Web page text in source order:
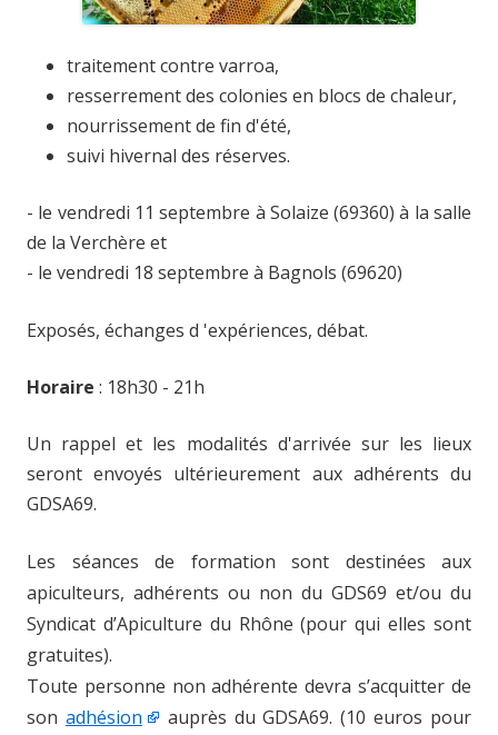
traitement contre varroa,
resserrement des colonies en blocs de chaleur,
nourrissement de fin d'été,
suivi hivernal des réserves.
- le vendredi 11 septembre à Solaize (69360) à la salle
de la Verchère et
- le vendredi 18 septembre à Bagnols (69620)
Exposés, échanges d 'expériences, débat.
Horaire : 18h30 - 21h
Un rappel et les modalités d'arrivée sur les lieux
seront envoyés ultérieurement aux adhérents du
GDSA69.
Les séances de formation sont destinées aux
apiculteurs, adhérents ou non du GDS69 et/ou du
Syndicat d’Apiculture du Rhône (pour qui elles sont
gratuites).
Toute personne non adhérente devra s’acquitter de
son adhésion
auprès du GDSA69. (10 euros pour